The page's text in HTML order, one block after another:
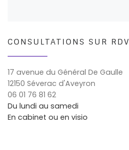
CONSULTATIONS SUR RDV
17 avenue du Général De Gaulle
12150 Séverac d'Aveyron
06 01 76 81 62
Du lundi au samedi
En cabinet ou en visio